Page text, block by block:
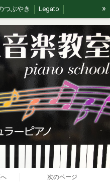
つぶやき Legato
ステージの思い出
»
次のページ